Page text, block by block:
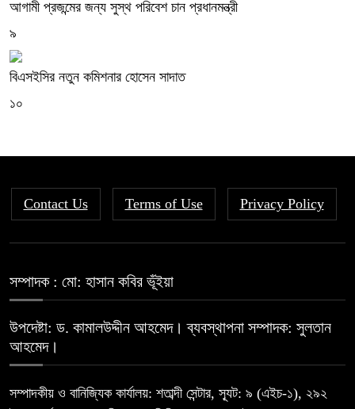
আগামী প্রজন্মের জন্য সুস্থ পরিবেশ চান প্রধানমন্ত্রী
৯
বিএসইসির নতুন কমিশনার হোসেন সাদাত
১০
Contact Us Terms of Use Privacy Policy
সম্পাদক : মো: হাসান কবির ভূঁইয়া
উপদেষ্টা: ড. কামালউদ্দীন আহমেদ। ব্যবস্থাপনা সম্পাদক: সুলতান
আহমেদ।
সম্পাদকীয় ও বানিজ্যিক কার্যালয়: শতাব্দী সেন্টার, স্যূট: ৯ (এইচ-১), ২৯২